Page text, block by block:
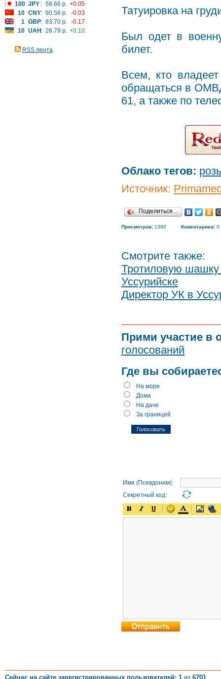
100 JPY : 58.66 р. +0.05
10 CNY: 90.58 р. -0.03
1 GBP: 83.70 р. -0.17
10 UAH: 26.79 р. +0.10
RSS лента
Татуировка на
Был одет в
билет.
Всем, кто
обращаться в
61, а также по
Облако тегов:
Источник:
Поделиться…
Просмотров: 1380 Коментариев: 0
Смотрите также:
Тротиловую шашку
Уссурийске
Директор УК в
Прими участие в
голосований
Где вы
На море
Дома
На даче
За границей
Имя (Псевдоним):
Секретный код:
Сейчас на сайте зарегистрированных пользователей: 1 из 6701